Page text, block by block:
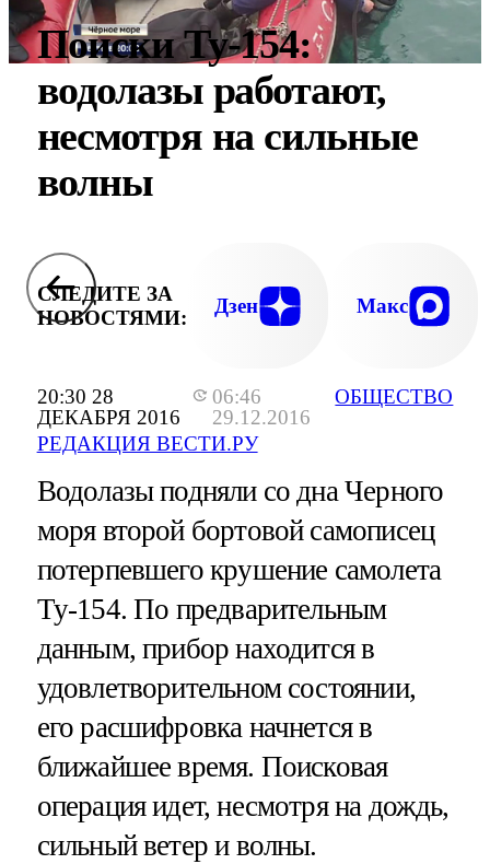
20:30 28
ДЕКАБРЯ 2016
06:46
29.12.2016
РЕДАКЦИЯ ВЕСТИ.РУ
ОБЩЕСТВО
Поиски Ту-154:
водолазы работают,
несмотря на сильные
волны
СЛЕДИТЕ ЗА
НОВОСТЯМИ:
Дзен Макс
Водолазы подняли со дна Черного
моря второй бортовой самописец
потерпевшего крушение самолета
Ту-154. По предварительным
данным, прибор находится в
удовлетворительном состоянии,
его расшифровка начнется в
ближайшее время. Поисковая
операция идет, несмотря на дождь,
сильный ветер и волны.